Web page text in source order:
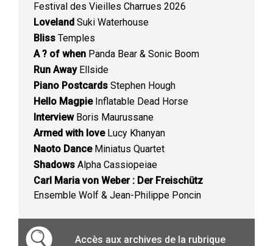
Festival des Vieilles Charrues 2026
Loveland Suki Waterhouse
Bliss Temples
A ? of when Panda Bear & Sonic Boom
Run AwayEllside
Piano Postcards Stephen Hough
Hello MagpieInflatable Dead Horse
InterviewBoris Maurussane
Armed with loveLucy Khanyan
Naoto DanceMiniatus Quartet
Shadows Alpha Cassiopeiae
Carl Maria von Weber : Der Freischütz
Ensemble Wolf & Jean-Philippe Poncin
Accès aux archives de la rubrique